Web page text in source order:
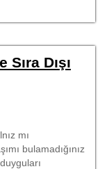
Dışı
mı
bulamadığınız